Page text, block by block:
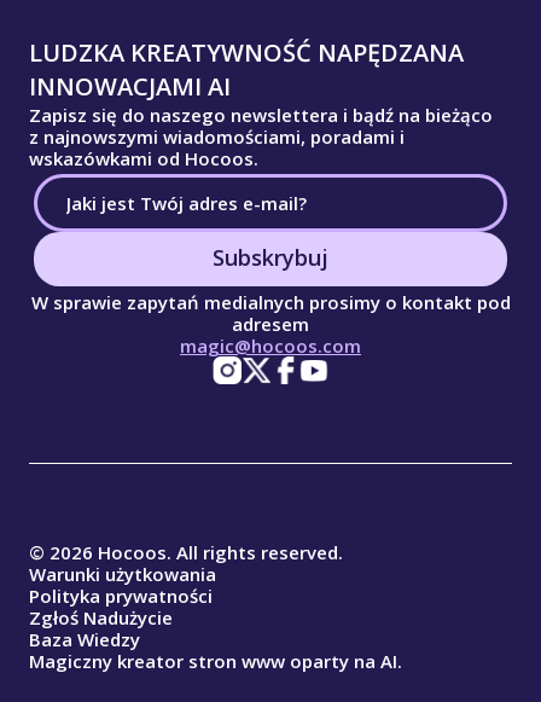
LUDZKA KREATYWNOŚĆ NAPĘDZANA
INNOWACJAMI AI
Zapisz się do naszego newslettera i bądź na bieżąco
z najnowszymi wiadomościami, poradami i
wskazówkami od Hocoos.
Subskrybuj
W sprawie zapytań medialnych prosimy o kontakt pod
adresem
magic@hocoos.com
© 2026 Hocoos. All rights reserved.
Warunki użytkowania
Polityka prywatności
Zgłoś Nadużycie
Baza Wiedzy
Magiczny kreator stron www oparty na AI.